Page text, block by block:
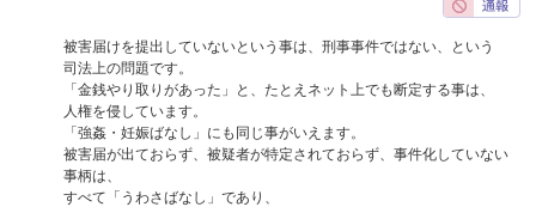
被害届けを提出していないという事は、刑事事件ではない、という
司法上の問題です。
「金銭やり取りがあった」と、たとえネット上でも断定する事は、
人権を侵しています。
「強姦・妊娠ばなし」にも同じ事がいえます。
被害届が出ておらず、被疑者が特定されておらず、事件化していない
事柄は、
すべて「うわさばなし」であり、